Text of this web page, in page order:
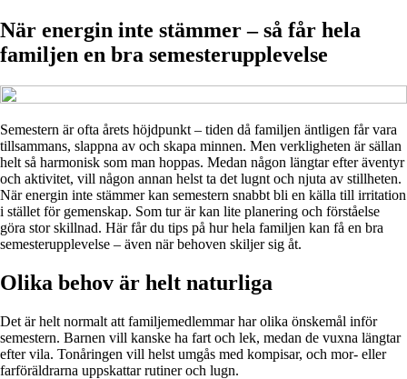
När energin inte stämmer – så får hela
familjen en bra semesterupplevelse
Semestern är ofta årets höjdpunkt – tiden då familjen äntligen får vara
tillsammans, slappna av och skapa minnen. Men verkligheten är sällan
helt så harmonisk som man hoppas. Medan någon längtar efter äventyr
och aktivitet, vill någon annan helst ta det lugnt och njuta av stillheten.
När energin inte stämmer kan semestern snabbt bli en källa till irritation
i stället för gemenskap. Som tur är kan lite planering och förståelse
göra stor skillnad. Här får du tips på hur hela familjen kan få en bra
semesterupplevelse – även när behoven skiljer sig åt.
Olika behov är helt naturliga
Det är helt normalt att familjemedlemmar har olika önskemål inför
semestern. Barnen vill kanske ha fart och lek, medan de vuxna längtar
efter vila. Tonåringen vill helst umgås med kompisar, och mor- eller
farföräldrarna uppskattar rutiner och lugn.